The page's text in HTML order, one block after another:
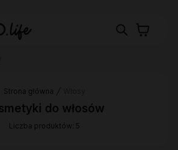
Strona główna
do włosów
Liczba produktów: 5